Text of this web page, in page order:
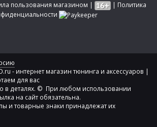
пользования магазином | | Политика
- интернет магазин тюнинга и аксессуаров |
для вас
в деталях. © При любом использовании
на сайт обязательна.
и товарные знаки принадлежат их